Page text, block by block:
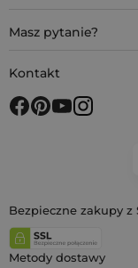
Masz pytanie?
Kontakt
Bezpieczne zakupy z
Metody dostawy